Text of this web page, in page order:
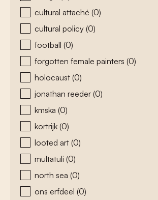
cultural attaché (0)
cultural policy (0)
football (0)
forgotten female painters (0)
holocaust (0)
jonathan reeder (0)
kmska (0)
kortrijk (0)
looted art (0)
multatuli (0)
north sea (0)
ons erfdeel (0)